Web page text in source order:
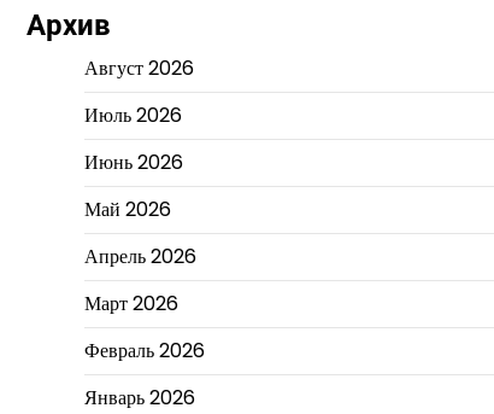
Архив
Август 2026
Июль 2026
Июнь 2026
Май 2026
Апрель 2026
Март 2026
Февраль 2026
Январь 2026